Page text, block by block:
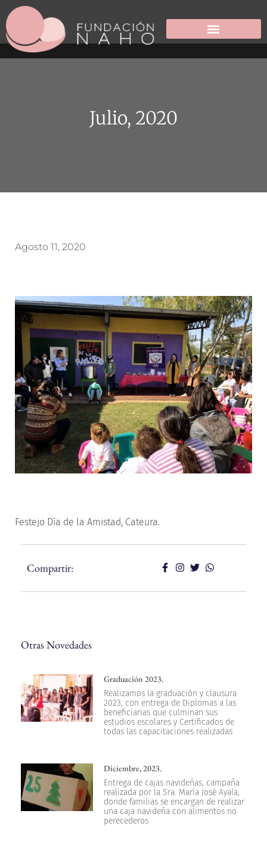
Julio, 2020
Agosto 11, 2020
Festejo Día de la Amistad, Cateura.
Compartir:
Otras Novedades
Graduación 2023.
Realizamos la graduación y clausura
2023, con entrega de Diplomas a las
beneficiarias que culminan sus
estudios escolares y Certificados de
todas las capacitaciones realizadas
Diciembre, 2023.
Entrega de cajas navideñas, campaña
realizada por la Sra. María José Ayala,
donde familias se encargan de realizar
una caja navideña con alimentos no
perecederos